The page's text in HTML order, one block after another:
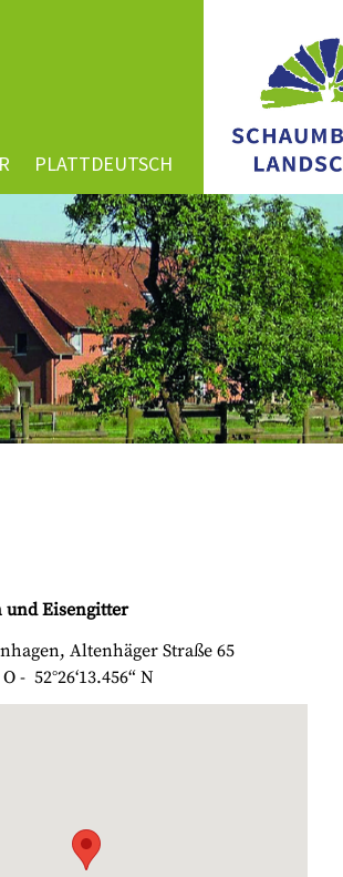
PLATTDEUTSCH
und Eisengitter
Altenhäger Straße 65
- 52°26‘13.456“ N